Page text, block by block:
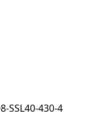
SSL40-430-4